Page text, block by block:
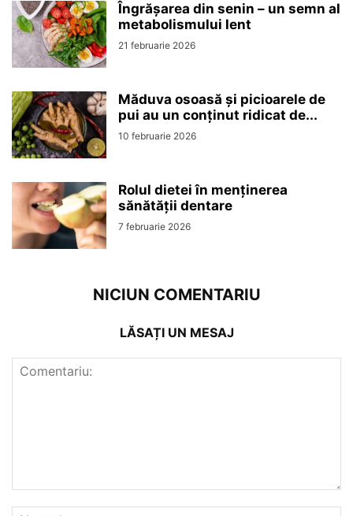
Îngrășarea din senin – un semn al
metabolismului lent
21 februarie 2026
Măduva osoasă și picioarele de
pui au un conținut ridicat de...
10 februarie 2026
Rolul dietei în menținerea
sănătății dentare
7 februarie 2026
NICIUN COMENTARIU
LĂSAȚI UN MESAJ